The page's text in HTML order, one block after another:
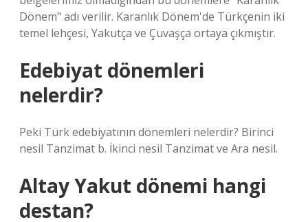
Dönem" adı verilir. Karanlık Dönem'de Türkçenin iki
temel lehçesi, Yakutça ve Çuvaşça ortaya çıkmıştır.
Edebiyat dönemleri
nelerdir?
Peki Türk edebiyatının dönemleri nelerdir? Birinci
nesil Tanzimat b. İkinci nesil Tanzimat ve Ara nesil.
Altay Yakut dönemi hangi
destan?